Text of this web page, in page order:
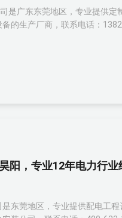
是广东东莞地区，专业提供定
的生产厂商，联系电话：
阳，专业12年电力行业
东莞地区，专业提供配电工